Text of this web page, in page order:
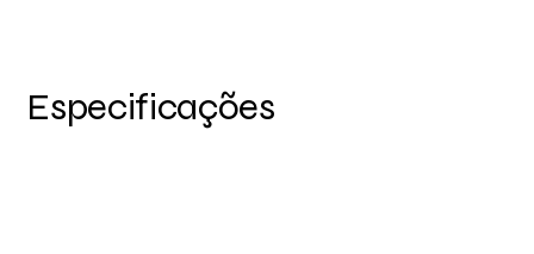
Especificações